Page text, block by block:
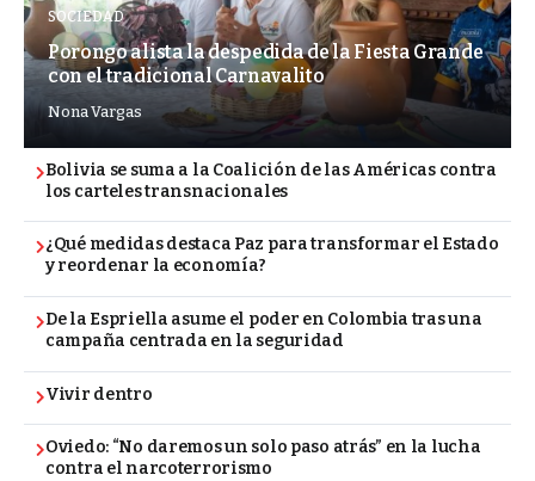
SOCIEDAD
Porongo alista la despedida de la Fiesta Grande
con el tradicional Carnavalito
Nona Vargas
Bolivia se suma a la Coalición de las Américas contra
los carteles transnacionales
¿Qué medidas destaca Paz para transformar el Estado
y reordenar la economía?
De la Espriella asume el poder en Colombia tras una
campaña centrada en la seguridad
Vivir dentro
Oviedo: “No daremos un solo paso atrás” en la lucha
contra el narcoterrorismo